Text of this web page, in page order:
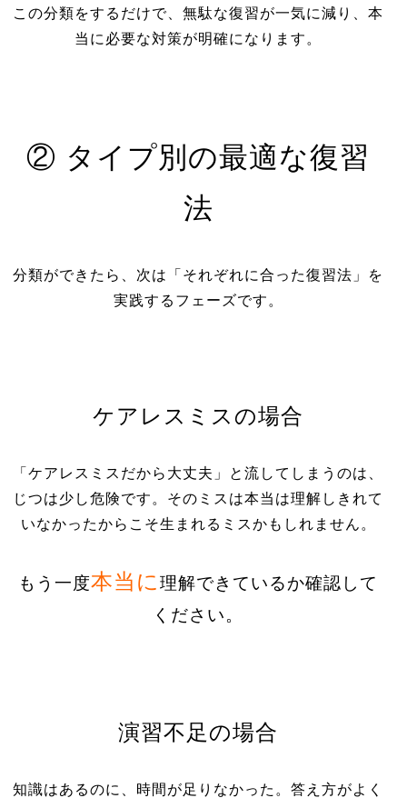
この分類をするだけで、無駄な復習が一気に減り、本
当に必要な対策が明確になります。
② タイプ別の最適な復習
法
分類ができたら、次は「それぞれに合った復習法」を
実践するフェーズです。
ケアレスミスの場合
「ケアレスミスだから大丈夫」と流してしまうのは、
じつは少し危険です。そのミスは本当は理解しきれて
いなかったからこそ生まれるミスかもしれません。
もう一度本当に理解できているか確認して
ください。
演習不足の場合
知識はあるのに、時間が足りなかった。答え方がよく